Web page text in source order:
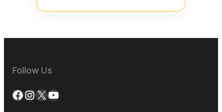
Follow Us
Facebook InstagramX YouTube